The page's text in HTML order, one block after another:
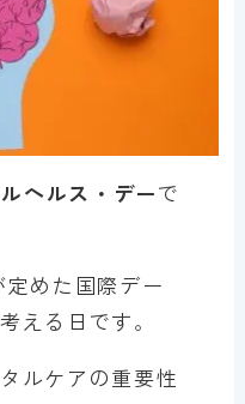
ヘルス・デーで
めた国際デー
える日です。
ルケアの重要性